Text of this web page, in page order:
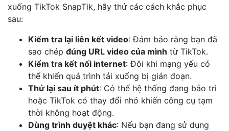
xuống TikTok SnapTik, hãy thử các cách khắc phục
sau:
Kiểm tra lại liên kết video: Đảm bảo rằng bạn đã
sao chép đúng URL video của mình từ TikTok.
Kiểm tra kết nối internet: Đôi khi mạng yếu có
thể khiến quá trình tải xuống bị gián đoạn.
Thử lại sau ít phút: Có thể hệ thống đang bảo trì
hoặc TikTok có thay đổi nhỏ khiến công cụ tạm
thời không hoạt động.
Dùng trình duyệt khác: Nếu bạn đang sử dụng